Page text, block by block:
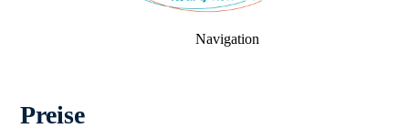
Navigation
Preise